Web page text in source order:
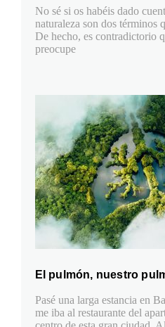
No sé si os habéis dado
naturaleza son dos términos
De hecho, es contradictorio
preocupe
El pulmón, nuestro
Pasé una larga estancia en
me iba al restaurante del